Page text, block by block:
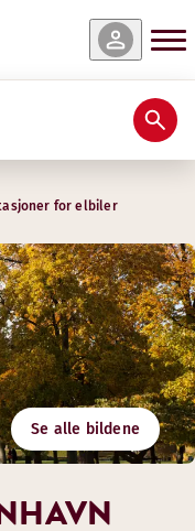
for elbiler
Se alle bildene